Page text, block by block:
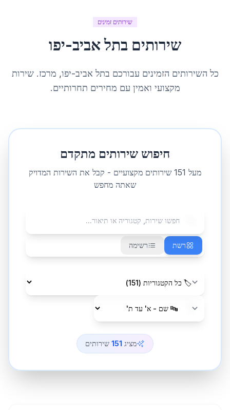
שירותים זמינים
שירותים בתל אביב-יפו
כל השירותים הזמינים עבורכם בתל אביב-יפו, מרכז. שירות
מקצועי ואמין עם מחירים תחרותיים.
חיפוש שירותים מתקדם
מעל 151 שירותים מקצועיים - קבל את השירות המדויק
שאתה מחפש
רשת רשימה
מציג 151 שירותים